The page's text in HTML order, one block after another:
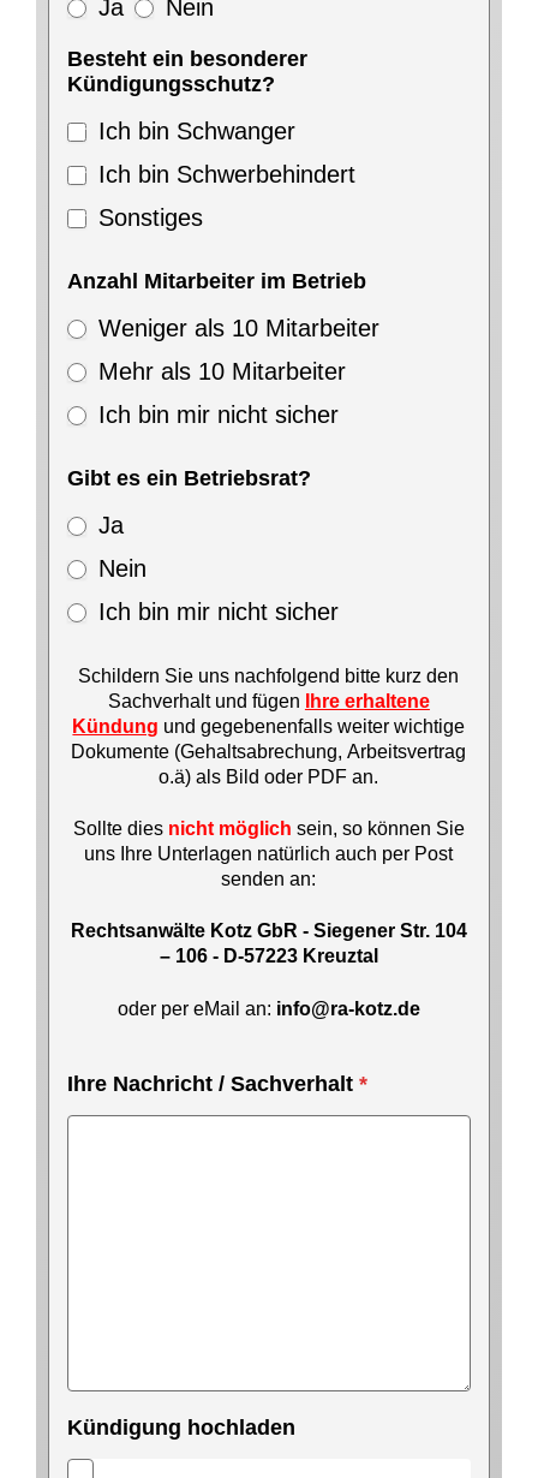
Ja Nein
Besteht ein besonderer
Kündigungsschutz?
Ich bin Schwanger
Ich bin Schwerbehindert
Sonstiges
Anzahl Mitarbeiter im Betrieb
Weniger als 10 Mitarbeiter
Mehr als 10 Mitarbeiter
Ich bin mir nicht sicher
Gibt es ein Betriebsrat?
Ja
Nein
Ich bin mir nicht sicher
Schildern Sie uns nachfolgend bitte kurz den
Sachverhalt und fügen
Ihre erhaltene
Kündung und gegebenenfalls weiter wichtige
Dokumente (Gehaltsabrechung, Arbeitsvertrag
o.ä) als Bild oder PDF an.
Sollte dies nicht möglich sein, so können Sie
uns Ihre Unterlagen natürlich auch per Post
senden an:
Rechtsanwälte Kotz GbR - Siegener Str. 104
– 106 - D-57223 Kreuztal
oder per eMail an: info@ra-kotz.de
Ihre Nachricht / Sachverhalt *
Kündigung hochladen